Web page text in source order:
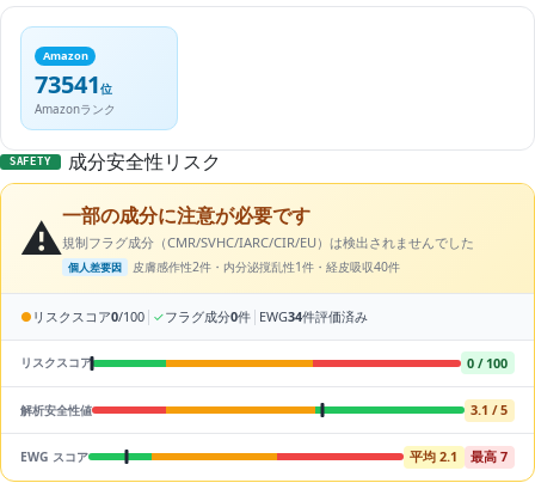
Amazon
73541位
Amazonランク
SAFETY 成分安全性リスク
⚠️一部の成分に注意が必要です
規制フラグ成分（CMR/SVHC/IARC/CIR/EU）は検出されませんでした
個人差要因 皮膚感作性2件・内分泌撹乱性1件・経皮吸収40件
● リスクスコア0/100 | ✓フラグ成分0件 | EWG34件評価済み
リスクスコア 0 / 100
解析安全性値 3.1 / 5
EWG スコア 平均 2.1 最高 7